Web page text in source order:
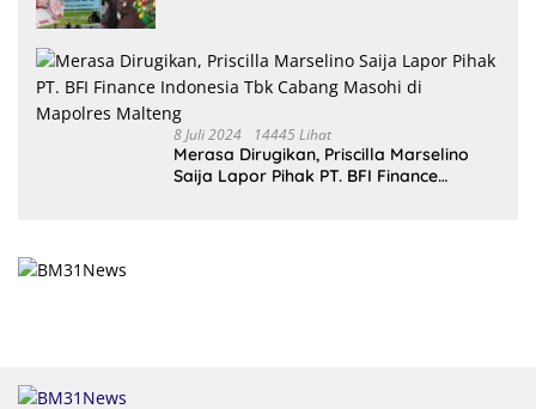
8 Juli 2024 14445 Lihat
Merasa Dirugikan, Priscilla Marselino
Saija Lapor Pihak PT. BFI Finance